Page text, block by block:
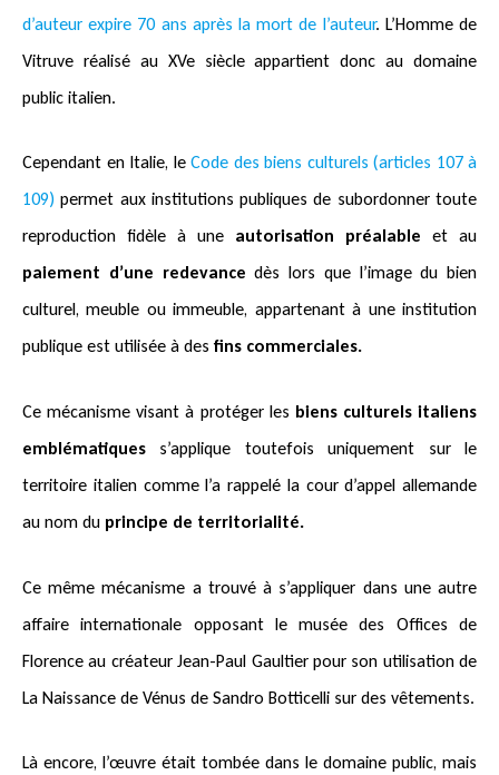
d’auteur expire 70 ans après la mort de l’auteur. L’Homme de
Vitruve réalisé au XVe siècle appartient donc au domaine
public italien.
Cependant en Italie, le Code des biens culturels (articles 107 à
109) permet aux institutions publiques de subordonner toute
reproduction fidèle à une autorisation préalable et au
paiement d’une redevance dès lors que l’image du bien
culturel, meuble ou immeuble, appartenant à une institution
publique est utilisée à des fins commerciales.
Ce mécanisme visant à protéger les biens culturels italiens
emblématiques s’applique toutefois uniquement sur le
territoire italien comme l’a rappelé la cour d’appel allemande
au nom du principe de territorialité.
Ce même mécanisme a trouvé à s’appliquer dans une autre
affaire internationale opposant le musée des Offices de
Florence au créateur Jean-Paul Gaultier pour son utilisation de
La Naissance de Vénus de Sandro Botticelli sur des vêtements.
Là encore, l’œuvre était tombée dans le domaine public, mais